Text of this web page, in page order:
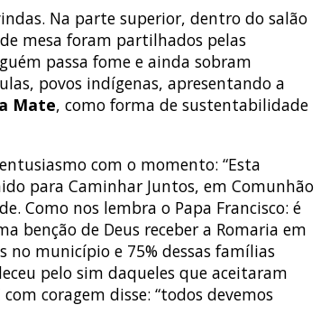
Na parte superior, dentro do salão
mesa foram partilhados pelas
passa fome e ainda sobram
povos indígenas, apresentando a
Mate, como forma de sustentabilidade
com o momento: “Esta
para Caminhar Juntos, em Comunhão
Como nos lembra o Papa Francisco: é
benção de Deus receber a Romaria em
no município e 75% dessas famílias
pelo sim daqueles que aceitaram
coragem disse: “todos devemos